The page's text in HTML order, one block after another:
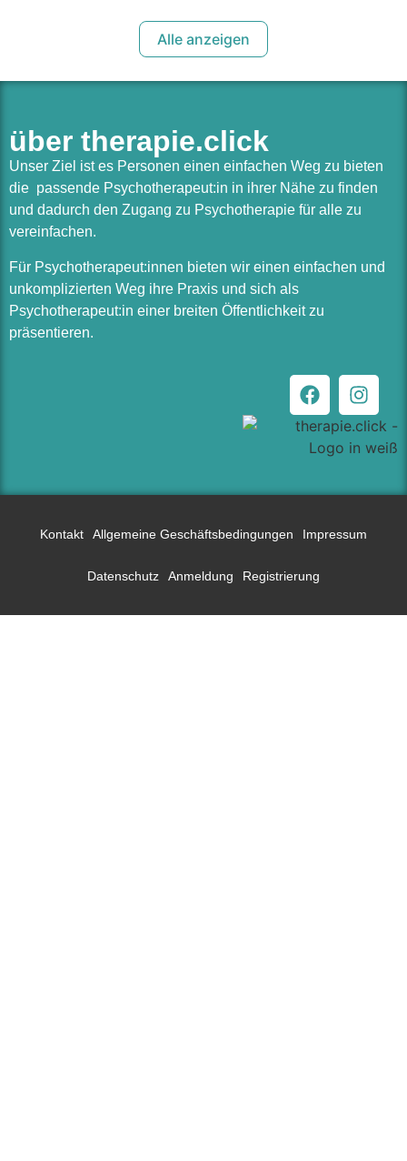
Alle anzeigen
über therapie.click
Unser Ziel ist es Personen einen einfachen Weg zu bieten
die passende Psychotherapeut:in in ihrer Nähe zu finden
und dadurch den Zugang zu Psychotherapie für alle zu
vereinfachen.
Für Psychotherapeut:innen bieten wir einen einfachen und
unkomplizierten Weg ihre Praxis und sich als
Psychotherapeut:in einer breiten Öffentlichkeit zu
präsentieren.
Kontakt Allgemeine Geschäftsbedingungen Impressum
Datenschutz Anmeldung Registrierung